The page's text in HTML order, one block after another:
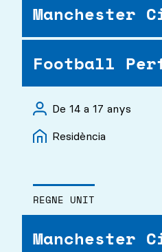
Manchester
Football
De 14 a 17 anys
Residència
REGNE UNIT
Manchester